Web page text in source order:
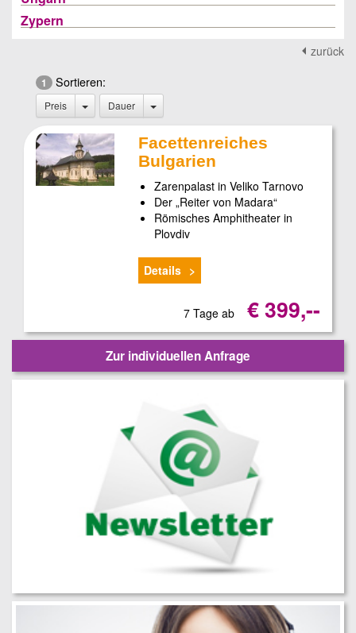
Zypern
zurück
1 Sortieren:
Preis Dauer
Facettenreiches
Bulgarien
Zarenpalast in Veliko Tarnovo
Der „Reiter von Madara“
Römisches Amphitheater in
Plovdiv
Details
7 Tage ab € 399,--
Zur individuellen Anfrage